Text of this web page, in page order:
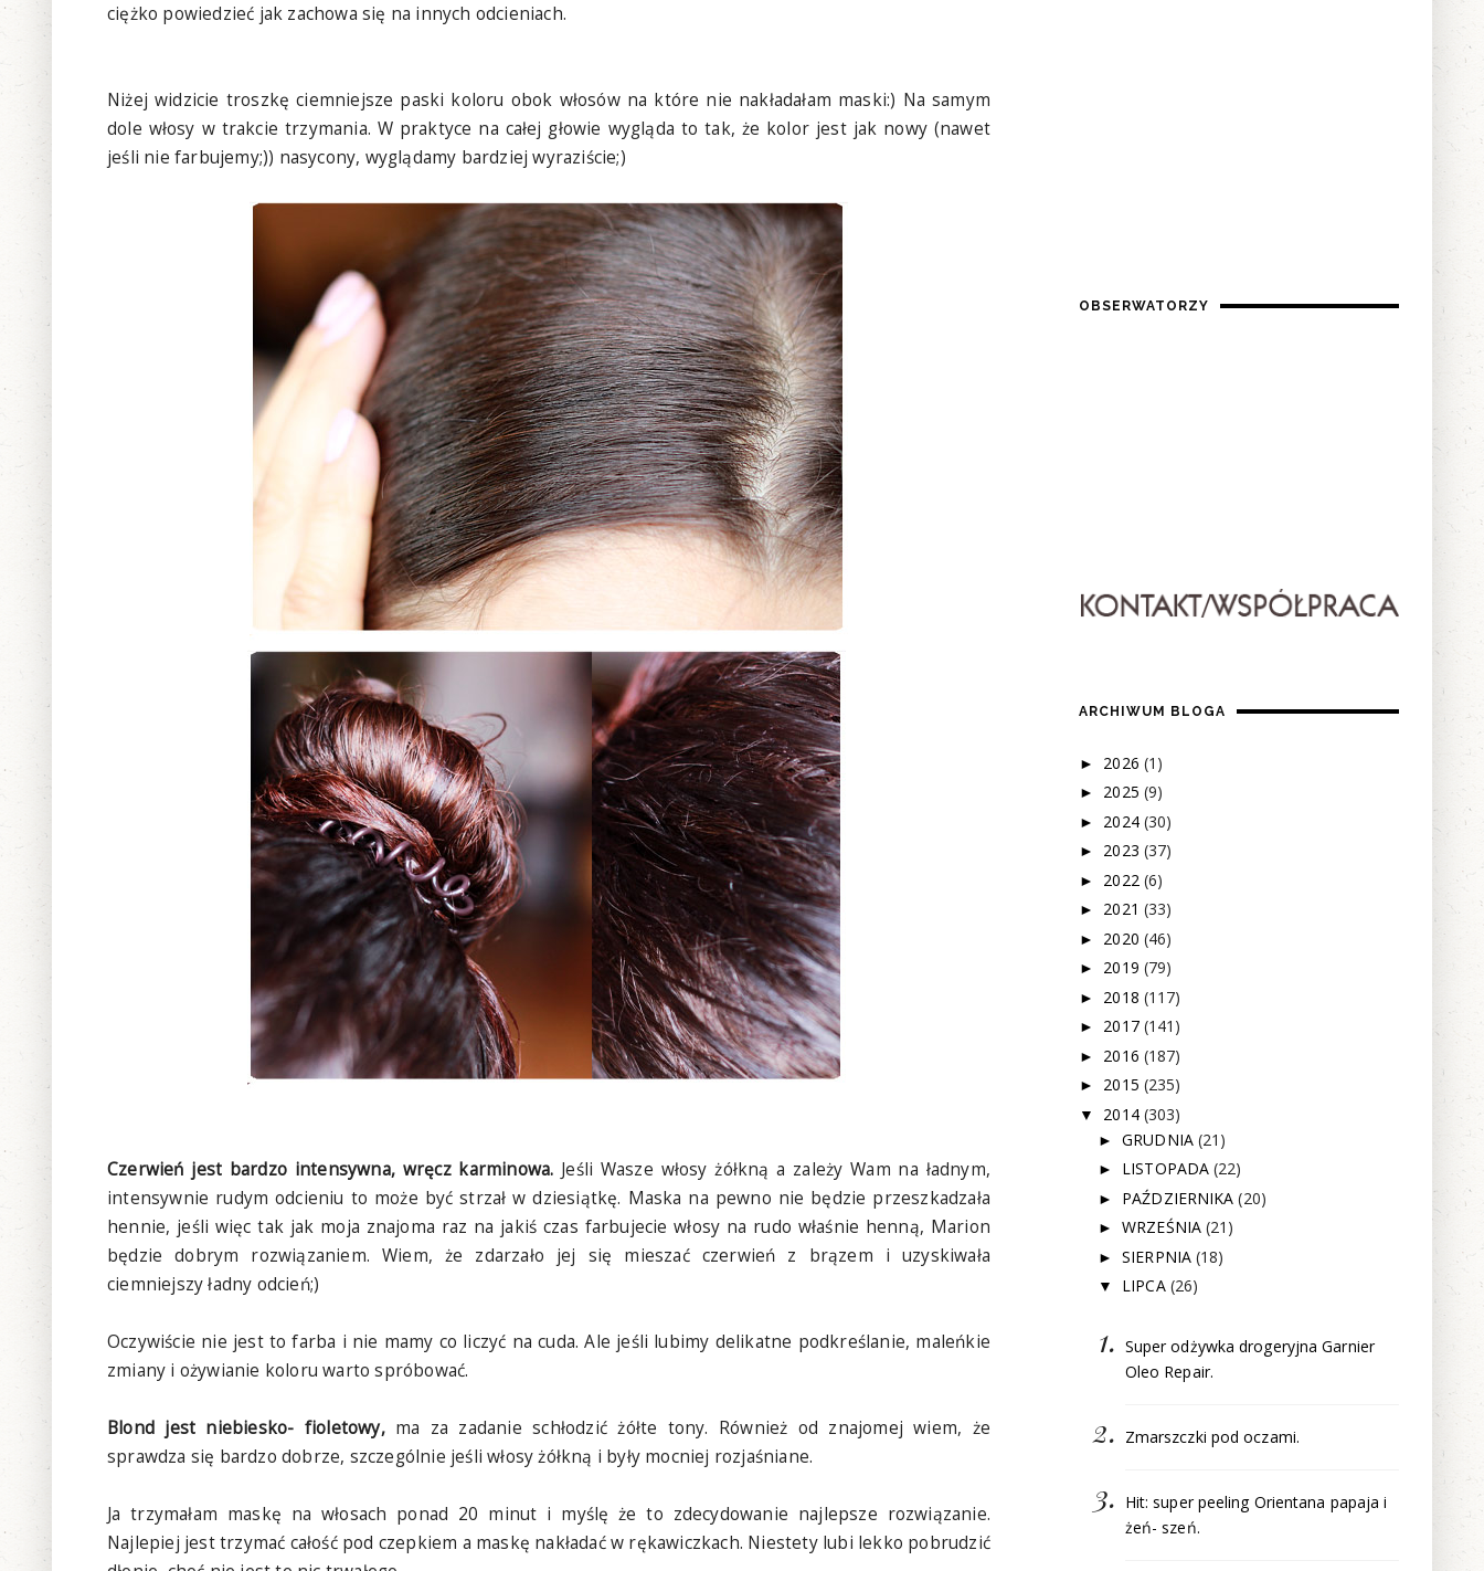
ciężko powiedzieć jak zachowa się na innych odcieniach.
Niżej widzicie troszkę ciemniejsze paski koloru obok włosów na które nie nakładałam maski:) Na samym
dole włosy w trakcie trzymania. W praktyce na całej głowie wygląda to tak, że kolor jest jak nowy (nawet
jeśli nie farbujemy;)) nasycony, wyglądamy bardziej wyraziście;)
Czerwień jest bardzo intensywna, wręcz karminowa. Jeśli Wasze włosy żółkną a zależy Wam na ładnym,
intensywnie rudym odcieniu to może być strzał w dziesiątkę. Maska na pewno nie będzie przeszkadzała
hennie, jeśli więc tak jak moja znajoma raz na jakiś czas farbujecie włosy na rudo właśnie henną, Marion
będzie dobrym rozwiązaniem. Wiem, że zdarzało jej się mieszać czerwień z brązem i uzyskiwała
ciemniejszy ładny odcień;)
Oczywiście nie jest to farba i nie mamy co liczyć na cuda. Ale jeśli lubimy delikatne podkreślanie, maleńkie
zmiany i ożywianie koloru warto spróbować.
Blond jest niebiesko- fioletowy,ma za zadanie schłodzić żółte tony. Również od znajomej wiem, że
sprawdza się bardzo dobrze, szczególnie jeśli włosy żółkną i były mocniej rozjaśniane.
Ja trzymałam maskę na włosach ponad 20 minut i myślę że to zdecydowanie najlepsze rozwiązanie.
Najlepiej jest trzymać całość pod czepkiem a maskę nakładać w rękawiczkach. Niestety lubi lekko pobrudzić
OBSERWATORZY
ARCHIWUM BLOGA
► 2026 (1)
► 2025 (9)
► 2024 (30)
► 2023 (37)
► 2022 (6)
► 2021 (33)
► 2020 (46)
► 2019 (79)
► 2018 (117)
► 2017 (141)
► 2016 (187)
► 2015 (235)
▼ 2014 (303)
►GRUDNIA (21)
► LISTOPADA(22)
► PAŹDZIERNIKA(20)
►WRZEŚNIA(21)
►SIERPNIA(18)
▼ LIPCA (26)
Super odżywka drogeryjna Garnier
Oleo Repair.
Zmarszczki pod oczami.
Hit: super peeling Orientana papaja i
żeń- szeń.